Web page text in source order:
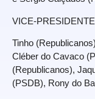
VICE-
Tinho
Cléber do Cavaco
(Republicanos),
(PSDB), Rony do